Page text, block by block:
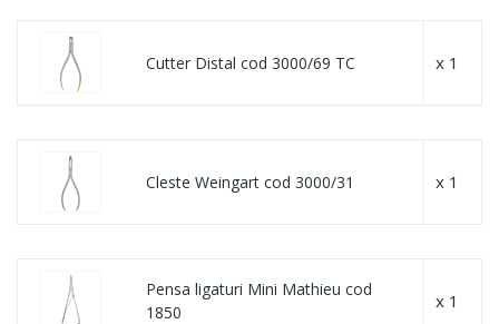
Cutter Distal cod 3000/69 TC x 1
Cleste Weingart cod 3000/31 x 1
Pensa ligaturi Mini Mathieu cod
1850
x 1